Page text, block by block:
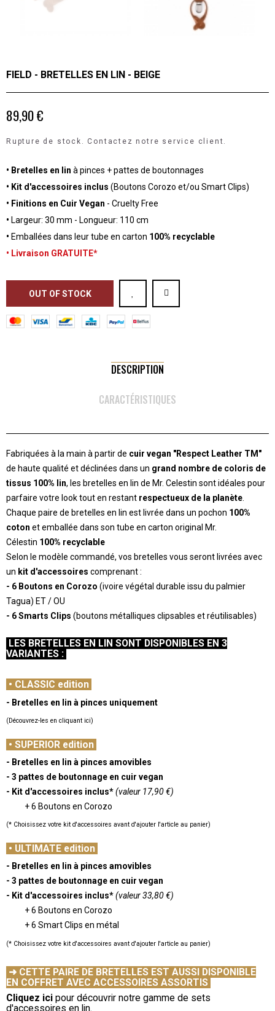
FIELD - BRETELLES EN LIN - BEIGE
89,90 €
Rupture de stock. Contactez notre service client.
• Bretelles en lin à pinces + pattes de boutonnages
• Kit d'accessoires inclus (Boutons Corozo et/ou Smart Clips)
• Finitions en Cuir Vegan - Cruelty Free
• Largeur: 30 mm - Longueur: 110 cm
• Emballées dans leur tube en carton 100% recyclable
• Livraison GRATUITE*
OUT OF STOCK
DESCRIPTION
CARACTÉRISTIQUES
Fabriquées à la main à partir de cuir vegan "Respect Leather TM"
de haute qualité et déclinées dans un grand nombre de coloris de
tissus 100% lin, les bretelles en lin de Mr. Celestin sont idéales pour
parfaire votre look tout en restant respectueux de la planète
Chaque paire de bretelles en lin est livrée dans un pochon 100%
coton et emballée dans son tube en carton original Mr.
Célestin 100% recyclable
Selon le modèle commandé, vos bretelles vous seront livrées avec
un kit d'accessoires comprenant :
- 6 Boutons en Corozo (ivoire végétal durable issu du palmier
Tagua) ET / OU
- 6 Smarts Clips (boutons métalliques clipsables et réutilisables)
LES BRETELLES EN LIN SONT DISPONIBLES EN 3
VARIANTES :
• CLASSIC edition
- Bretelles en lin à pinces uniquement
(Découvrez-les en cliquant ici)
• SUPERIOR edition
- Bretelles en lin à pinces amovibles
- 3 pattes de boutonnage en cuir vegan
- Kit d'accessoires inclus*(valeur 17,90 €)
+ 6 Boutons en Corozo
(* Choisissez votre kit d'accessoires avant d'ajouter l'article au panier)
• ULTIMATE edition
- Bretelles en lin à pinces amovibles
- 3 pattes de boutonnage en cuir vegan
- Kit d'accessoires inclus*(valeur 33,80 €)
+ 6 Boutons en Corozo
+ 6 Smart Clips en métal
(* Choisissez votre kit d'accessoires avant d'ajouter l'article au panier)
➜ CETTE PAIRE DE BRETELLES EST AUSSI DISPONIBLE
EN COFFRET AVEC ACCESSOIRES ASSORTIS
Cliquez ici pour découvrir notre gamme de sets
d'accessoires en lin.